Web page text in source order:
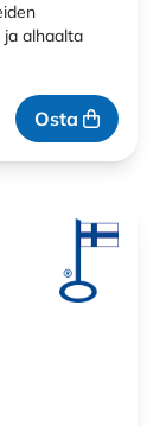
ja alhaalta
Osta